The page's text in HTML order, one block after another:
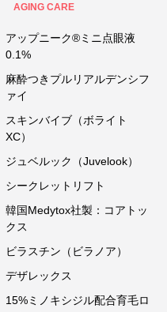
AGING CARE
アップニーク®ミニ点眼液
0.1%
麻酔つきプルリアルデンシフ
ァイ
スキンバイブ（ボライト
XC）
ジュベルック（Juvelook）
シークレットリフト
韓国Medytox社製：コアトッ
クス
ビラスチン（ビラノア）
デザレックス
15%ミノキシジル配合育毛ロ